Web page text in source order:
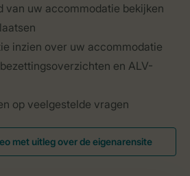
van uw accommodatie bekijken
inzien over uw accommodatie
en ALV-
op veelgestelde vragen
met uitleg over de eigenarensite